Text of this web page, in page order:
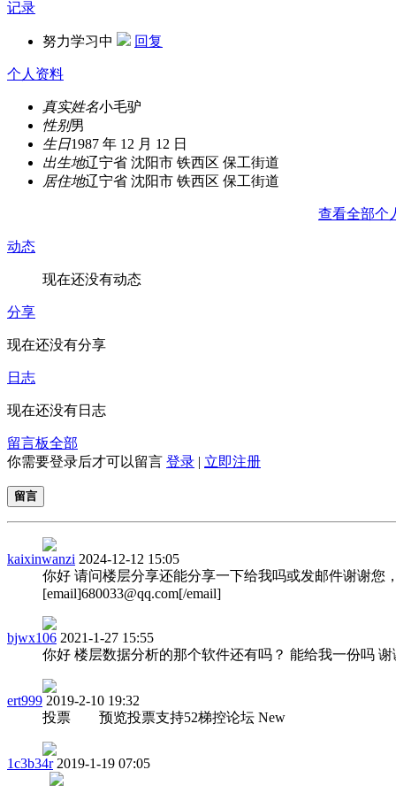
记录
努力学习中 回复
个人资料
真实姓名小毛驴
性别男
生日1987 年 12 月 12 日
出生地辽宁省 沈阳市 铁西区 保工街道
居住地辽宁省 沈阳市 铁西区 保工街道
查看全部个
动态
现在还没有动态
分享
现在还没有分享
日志
现在还没有日志
留言板全部
你需要登录后才可以留言 登录 | 立即注册
留言
kaixinwanzi 2024-12-12 15:05
你好 请问楼层分享还能分享一下给我吗或发邮件谢谢您
[email]680033@qq.com[/email]
bjwx106 2021-1-27 15:55
你好 楼层数据分析的那个软件还有吗？ 能给我一份吗 谢
ert999 2019-2-10 19:32
投票 预览投票支持52梯控论坛 New
1c3b34r 2019-1-19 07:05